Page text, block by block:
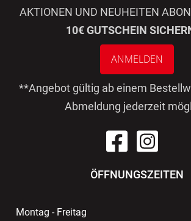
AKTIONEN UND NEUHEITEN
10€ GUTSCHEIN
ANMELDEN
**Angebot gültig ab einem
Abmeldung jederzeit
ÖFFNUNGSZEITEN
Montag - Freitag